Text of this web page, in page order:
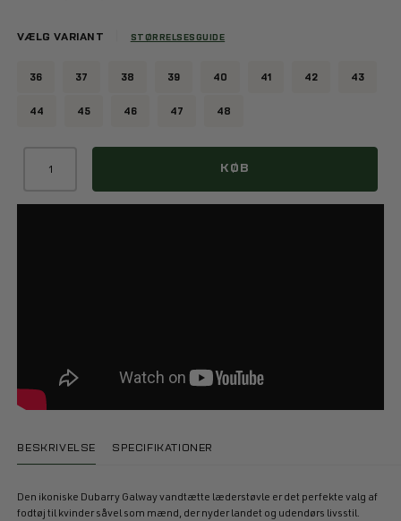
VÆLG VARIANT STØRRELSESGUIDE
36 37 38 39 40 41 42 43
44 45 46 47 48
KØB
BESKRIVELSE SPECIFIKATIONER
Den ikoniske Dubarry Galway vandtætte læderstøvle er det perfekte valg af
fodtøj til kvinder såvel som mænd, der nyder landet og udendørs livsstil.